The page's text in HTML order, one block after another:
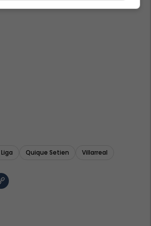
Quique Setien Villarreal